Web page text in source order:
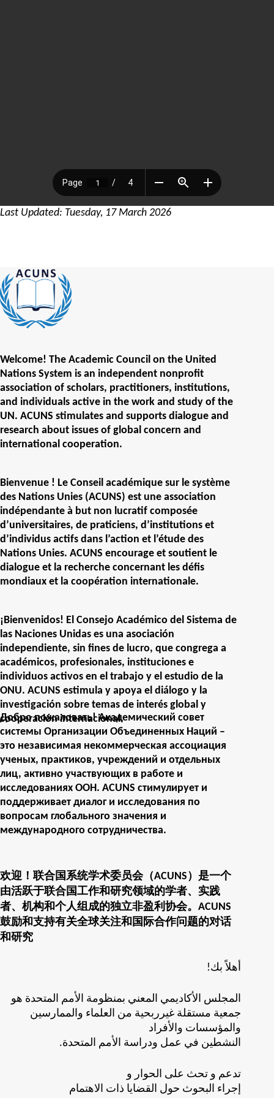
Last Updated: Tuesday, 17 March 2026
Welcome! The Academic Council on the United
Nations System is an independent nonprofit
association of scholars, practitioners, institutions,
and individuals active in the work and study of the
UN. ACUNS stimulates and supports dialogue and
research about issues of global concern and
international cooperation.
Bienvenue ! Le Conseil académique sur le système
des Nations Unies (ACUNS) est une association
indépendante à but non lucratif composée
d’universitaires, de praticiens, d’institutions et
d’individus actifs dans l’action et l’étude des
Nations Unies. ACUNS encourage et soutient le
dialogue et la recherche concernant les défis
mondiaux et la coopération internationale.
¡Bienvenidos! El Consejo Académico del Sistema de
las Naciones Unidas es una asociación
independiente, sin fines de lucro, que congrega a
académicos, profesionales, instituciones e
individuos activos en el trabajo y el estudio de la
ONU. ACUNS estimula y apoya el diálogo y la
investigación sobre temas de interés global y
cooperación internacional.
Добро пожаловать! Академический совет
системы Организации Объединенных Наций –
это независимая некоммерческая ассоциация
ученых, практиков, учреждений и отдельных
лиц, активно участвующих в работе и
исследованиях ООН. ACUNS стимулирует и
поддерживает диалог и исследования по
вопросам глобального значения и
международного сотрудничества.
欢迎！联合国系统学术委员会（ACUNS）是一个
由活跃于联合国工作和研究领域的学者、实践
者、机构和个人组成的独立非盈利协会。ACUNS
鼓励和支持有关全球关注和国际合作问题的对话
和研究
!أهلاً بك
المجلس الأكاديمي المعني بمنظومة الأمم المتحدة هو
جمعية مستقلة غيرربحية من العلماء والممارسين
والمؤسسات والأفراد
.النشطين في عمل ودراسة الأمم المتحدة
تدعم و تحث على الحوار و
إجراء البحوث حول القضايا ذات الاهتمام